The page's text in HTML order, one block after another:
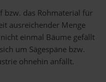
bzw. das Rohmaterial für
ausreichender Menge
einmal Bäume gefällt
um Sägespäne bzw.
ohnehin anfällt.